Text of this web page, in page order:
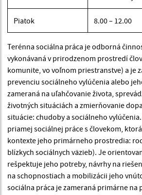
Piatok 8.00 – 12.00
Terénna sociálna práca je odborná
vykonávaná v prirodzenom prostredí
komunite, vo voľnom priestranstve) a je
prevenciu sociálneho vylúčenia alebo
zameraná na uľahčovanie života,
životných situáciách a zmierňovanie
situácie: chudoby a sociálneho
priamej sociálnej práce s človekom,
kontexte jeho primárneho prostredia:
blízkych sociálnych väzieb). Je
rešpektuje jeho potreby, návrhy na
na schopnostiach a mobilizácii jeho
sociálna práca je zameraná primárne na